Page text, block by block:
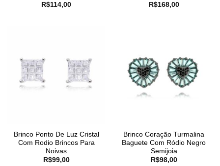
R$114,00
R$168,00
Brinco Ponto De Luz Cristal
Com Rodio Brincos Para
Noivas
R$99,00
Brinco Coração Turmalina
Baguete Com Ródio Negro
Semijoia
R$98,00